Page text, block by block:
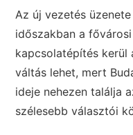
Az új vezetés
időszakban a
kapcsolatépítés
váltás lehet, mert
ideje nehezen találja
szélesebb választói